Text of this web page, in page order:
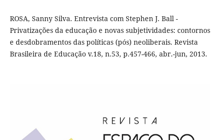
ROSA, Sanny Silva. Entrevista com Stephen J. Ball -
Privatizações da educação e novas subjetividades: contornos
e desdobramentos das políticas (pós) neoliberais. Revista
Brasileira de Educação v.18, n.53, p.457-466, abr.-jun, 2013.